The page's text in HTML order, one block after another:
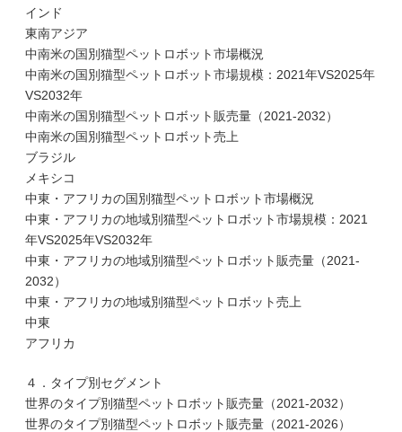
インド
東南アジア
中南米の国別猫型ペットロボット市場概況
中南米の国別猫型ペットロボット市場規模：2021年VS2025年
VS2032年
中南米の国別猫型ペットロボット販売量（2021-2032）
中南米の国別猫型ペットロボット売上
ブラジル
メキシコ
中東・アフリカの国別猫型ペットロボット市場概況
中東・アフリカの地域別猫型ペットロボット市場規模：2021
年VS2025年VS2032年
中東・アフリカの地域別猫型ペットロボット販売量（2021-
2032）
中東・アフリカの地域別猫型ペットロボット売上
中東
アフリカ
４．タイプ別セグメント
世界のタイプ別猫型ペットロボット販売量（2021-2032）
世界のタイプ別猫型ペットロボット販売量（2021-2026）